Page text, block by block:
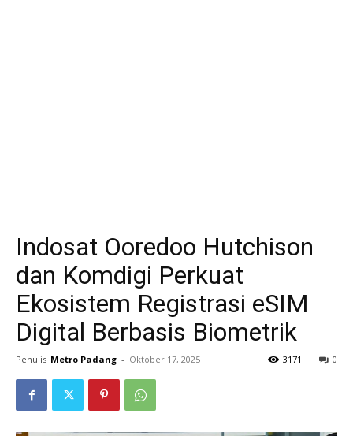
Indosat Ooredoo Hutchison
dan Komdigi Perkuat
Ekosistem Registrasi eSIM
Digital Berbasis Biometrik
Penulis Metro Padang - Oktober 17, 2025 0
3171